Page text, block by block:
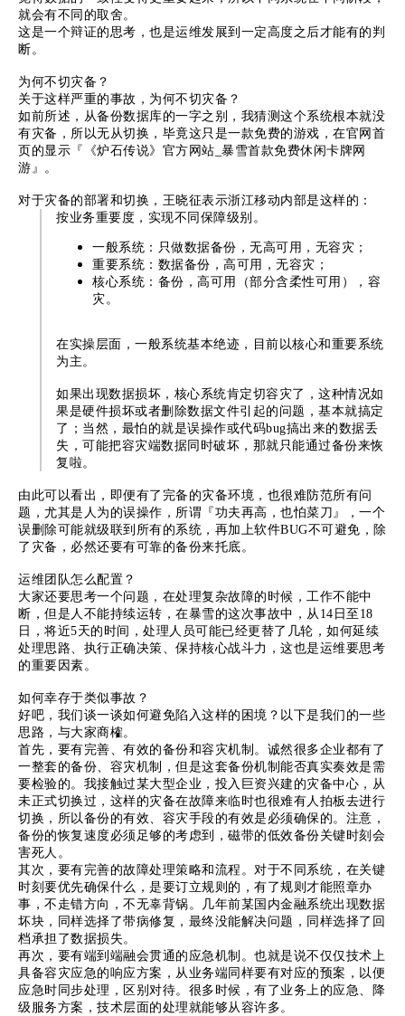
就会有不同的取舍。
这是一个辩证的思考，也是运维发展到一定高度之后才能有的判
断。
为何不切灾备？
关于这样严重的事故，为何不切灾备？
如前所述，从备份数据库的一字之别，我猜测这个系统根本就没
有灾备，所以无从切换，毕竟这只是一款免费的游戏，在官网首
页的显示『《炉石传说》官方网站_暴雪首款免费休闲卡牌网
游』。
对于灾备的部署和切换，王晓征表示浙江移动内部是这样的：
按业务重要度，实现不同保障级别。
一般系统：只做数据备份，无高可用，无容灾；
重要系统：数据备份，高可用，无容灾；
核心系统：备份，高可用（部分含柔性可用），容
灾。
在实操层面，一般系统基本绝迹，目前以核心和重要系统
为主。
如果出现数据损坏，核心系统肯定切容灾了，这种情况如
果是硬件损坏或者删除数据文件引起的问题，基本就搞定
了；当然，最怕的就是误操作或代码bug搞出来的数据丢
失，可能把容灾端数据同时破坏，那就只能通过备份来恢
复啦。
由此可以看出，即便有了完备的灾备环境，也很难防范所有问
题，尤其是人为的误操作，所谓『功夫再高，也怕菜刀』，一个
误删除可能就级联到所有的系统，再加上软件BUG不可避免，除
了灾备，必然还要有可靠的备份来托底。
运维团队怎么配置？
大家还要思考一个问题，在处理复杂故障的时候，工作不能中
断，但是人不能持续运转，在暴雪的这次事故中，从14日至18
日，将近5天的时间，处理人员可能已经更替了几轮，如何延续
处理思路、执行正确决策、保持核心战斗力，这也是运维要思考
的重要因素。
如何幸存于类似事故？
好吧，我们谈一谈如何避免陷入这样的困境？以下是我们的一些
思路，与大家商榷。
首先，要有完善、有效的备份和容灾机制。诚然很多企业都有了
一整套的备份、容灾机制，但是这套备份机制能否真实奏效是需
要检验的。我接触过某大型企业，投入巨资兴建的灾备中心，从
未正式切换过，这样的灾备在故障来临时也很难有人拍板去进行
切换，所以备份的有效、容灾手段的有效是必须确保的。注意，
备份的恢复速度必须足够的考虑到，磁带的低效备份关键时刻会
害死人。
其次，要有完善的故障处理策略和流程。对于不同系统，在关键
时刻要优先确保什么，是要订立规则的，有了规则才能照章办
事，不走错方向，不无辜背锅。几年前某国内金融系统出现数据
坏块，同样选择了带病修复，最终没能解决问题，同样选择了回
档承担了数据损失。
再次，要有端到端融会贯通的应急机制。也就是说不仅仅技术上
具备容灾应急的响应方案，从业务端同样要有对应的预案，以便
应急时同步处理，区别对待。很多时候，有了业务上的应急、降
级服务方案，技术层面的处理就能够从容许多。